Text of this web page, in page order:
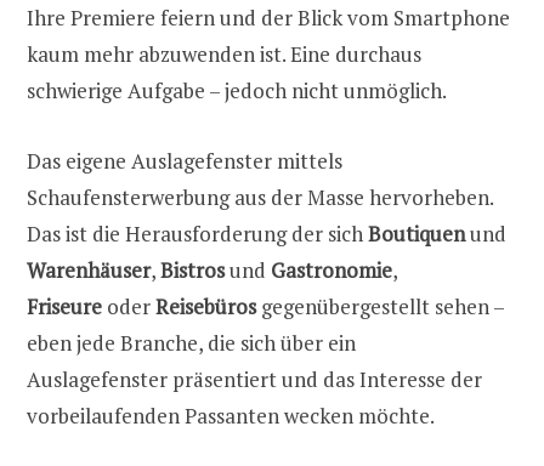
Ihre Premiere feiern und der Blick vom Smartphone
kaum mehr abzuwenden ist. Eine durchaus
schwierige Aufgabe – jedoch nicht unmöglich.
Das eigene Auslagefenster mittels
Schaufensterwerbung aus der Masse hervorheben.
Das ist die Herausforderung der sichBoutiquenund
Warenhäuser,Bistrosund Gastronomie,
Friseure oderReisebürosgegenübergestellt sehen –
eben jede Branche, die sich über ein
Auslagefenster präsentiert und das Interesse der
vorbeilaufenden Passanten wecken möchte.